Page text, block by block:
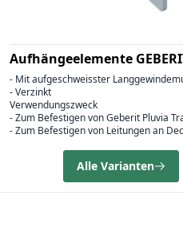
Aufhängeelemente
- Mit aufgeschweisster
- Verzinkt
Verwendungszweck
- Zum Befestigen von Geberit Pluvia
- Zum Befestigen von Leitungen an
Alle Varianten